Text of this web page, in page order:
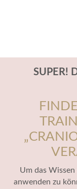
SUPER!
Um das
anwenden zu